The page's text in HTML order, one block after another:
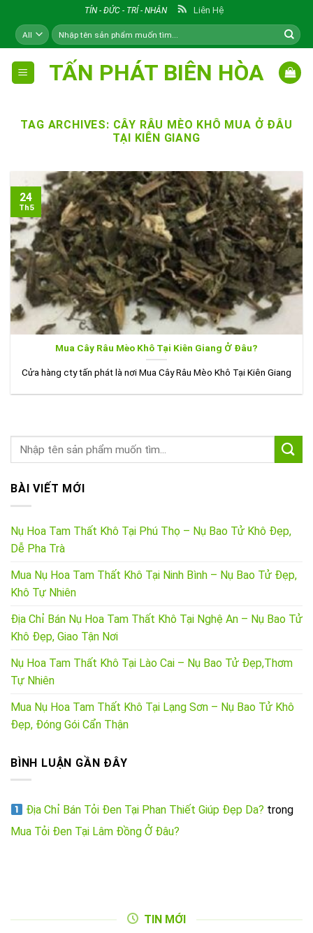
content
TÍN - ĐỨC - TRÍ - NHÂN Liên Hệ
Tìm
kiếm:
TẤN PHÁT BIÊN HÒA
TAG ARCHIVES: CÂY RÂU MÈO KHÔ MUA Ở ĐÂU
TẠI KIÊN GIANG
Mua Cây Râu Mèo Khô Tại Kiên Giang Ở Đâu?
Cửa hàng cty tấn phát là nơi Mua Cây Râu Mèo Khô Tại Kiên Giang
24
Th5
BÀI VIẾT MỚI
Nụ Hoa Tam Thất Khô Tại Phú Thọ – Nụ Bao Tử Khô Đẹp,
Dễ Pha Trà
Mua Nụ Hoa Tam Thất Khô Tại Ninh Bình – Nụ Bao Tử Đẹp,
Khô Tự Nhiên
Địa Chỉ Bán Nụ Hoa Tam Thất Khô Tại Nghệ An – Nụ Bao Tử
Khô Đẹp, Giao Tận Nơi
Nụ Hoa Tam Thất Khô Tại Lào Cai – Nụ Bao Tử Đẹp,Thơm
Tự Nhiên
Mua Nụ Hoa Tam Thất Khô Tại Lạng Sơn – Nụ Bao Tử Khô
Đẹp, Đóng Gói Cẩn Thận
BÌNH LUẬN GẦN ĐÂY
Địa Chỉ Bán Tỏi Đen Tại Phan Thiết Giúp Đẹp Da? trong
Mua Tỏi Đen Tại Lâm Đồng Ở Đâu?
TIN MỚI